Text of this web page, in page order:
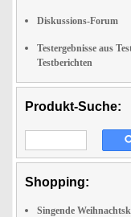
Diskussions-Forum
Testergebnisse aus
Testberichten
Produkt-Suche:
Shopping:
Singende